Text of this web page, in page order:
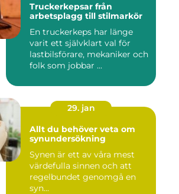
Truckerkepsar från
arbetsplagg till stilmarkör
En truckerkeps har länge
varit ett självklart val för
lastbilsförare, mekaniker och
folk som jobbar ...
29. jan
Allt du behöver veta om
synundersökning
Synen är ett av våra mest
värdefulla sinnen och att
regelbundet genomgå en
syn...